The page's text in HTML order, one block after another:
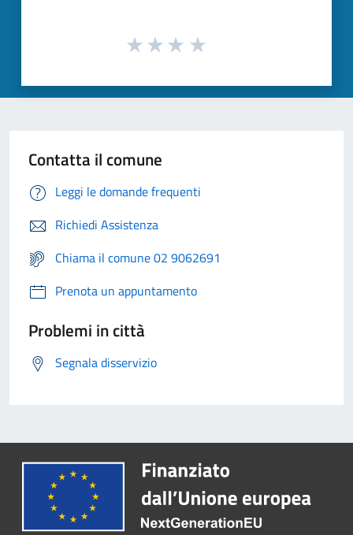
Contatta il comune
Leggi le domande frequenti
Richiedi Assistenza
Chiama il comune 02 9062691
Prenota un appuntamento
Problemi in città
Segnala disservizio